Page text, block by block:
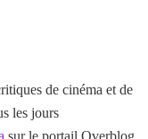
de cinéma et de
les jours
sur le portail Overblog